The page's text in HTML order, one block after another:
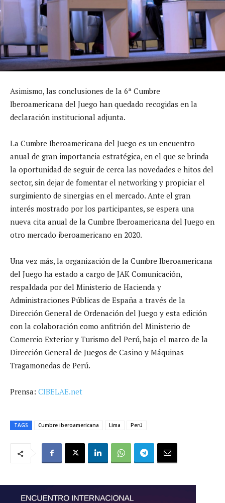
Asimismo, las conclusiones de la 6ª Cumbre
Iberoamericana del Juego han quedado recogidas en la
declaración institucional adjunta.
La Cumbre Iberoamericana del Juego es un encuentro
anual de gran importancia estratégica, en el que se brinda
la oportunidad de seguir de cerca las novedades e hitos del
sector, sin dejar de fomentar el networking y propiciar el
surgimiento de sinergias en el mercado. Ante el gran
interés mostrado por los participantes, se espera una
nueva cita anual de la Cumbre Iberoamericana del Juego en
otro mercado iberoamericano en 2020.
Una vez más, la organización de la Cumbre Iberoamericana
del Juego ha estado a cargo de JAK Comunicación,
respaldada por del Ministerio de Hacienda y
Administraciones Públicas de España a través de la
Dirección General de Ordenación del Juego y esta edición
con la colaboración como anfitrión del Ministerio de
Comercio Exterior y Turismo del Perú, bajo el marco de la
Dirección General de Juegos de Casino y Máquinas
Tragamonedas de Perú.
Prensa: CIBELAE.net
TAGS Cumbre iberoamericana Lima Perú